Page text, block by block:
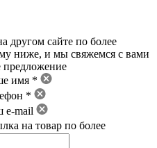
другом сайте по более
ниже, и мы свяжемся с вами
предложение
имя *
*
e-mail
на товар по более